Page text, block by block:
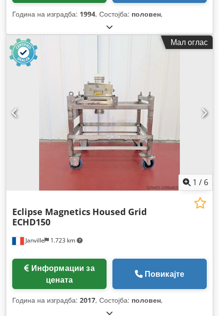
Година на изградба: 1994, Состојба: половен,
Мал оглас
1 / 6
Janville 1.723 km
Eclipse Magnetics Housed Grid
ECHD150
цената
Повикајте
Година на изградба: 2017, Состојба: половен,